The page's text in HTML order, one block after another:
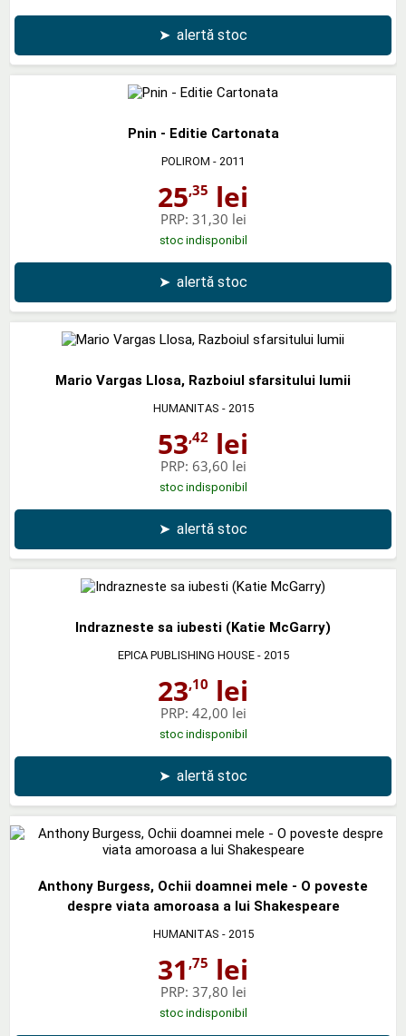
➤ alertă stoc
Pnin - Editie Cartonata
POLIROM - 2011
25,35 lei
PRP: 31,30 lei
stoc indisponibil
➤ alertă stoc
Mario Vargas Llosa, Razboiul sfarsitului lumii
HUMANITAS - 2015
53,42 lei
PRP: 63,60 lei
stoc indisponibil
➤ alertă stoc
Indrazneste sa iubesti (Katie McGarry)
EPICA PUBLISHING HOUSE- 2015
23,10 lei
PRP: 42,00 lei
stoc indisponibil
➤ alertă stoc
Anthony Burgess, Ochii doamnei mele - O poveste
despre viata amoroasa a lui Shakespeare
HUMANITAS - 2015
31 ,75 lei
PRP: 37,80 lei
stoc indisponibil